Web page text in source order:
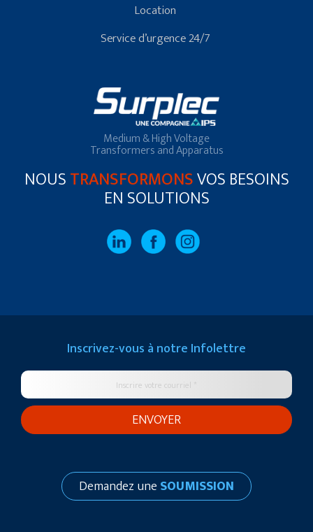
Location
Service d’urgence 24/7
Medium & High Voltage
Transformers and Apparatus
NOUSTRANSFORMONSVOS BESOINS
EN SOLUTIONS
Inscrivez-vous à notre Infolettre
Demandez une SOUMISSION